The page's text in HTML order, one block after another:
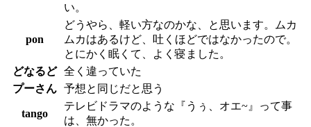
い。
pon
どうやら、軽い方なのかな、と思います。ムカ
ムカはあるけど、吐くほどではなかったので。
とにかく眠くて、よく寝ました。
どなるど
全く違っていた
プーさん
予想と同じだと思う
tango
テレビドラマのような『うぅ、オエ~』って事
は、無かった。